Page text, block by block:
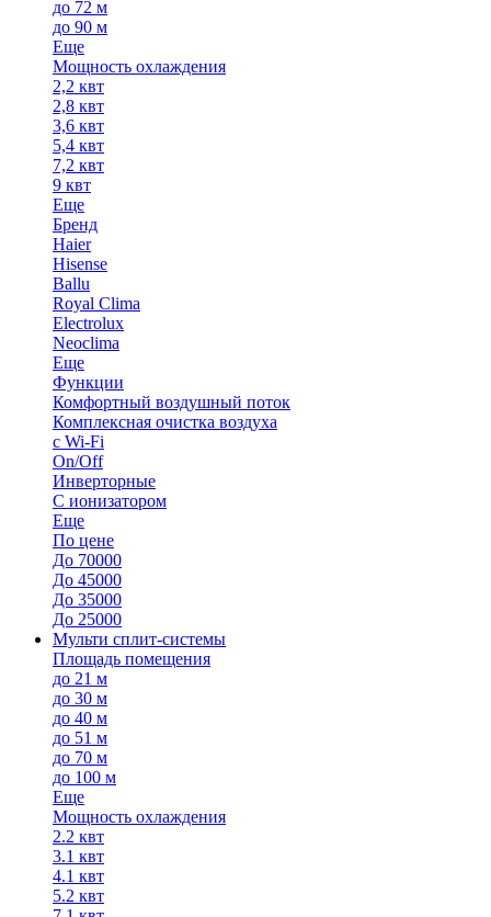
до 72 м
до 90 м
Еще
Мощность охлаждения
2,2 квт
2,8 квт
3,6 квт
5,4 квт
7,2 квт
9 квт
Еще
Бренд
Haier
Hisense
Ballu
Royal Clima
Electrolux
Neoclima
Еще
Функции
Комфортный воздушный поток
Комплексная очистка воздуха
с Wi-Fi
On/Off
Инверторные
С ионизатором
Еще
По цене
До 70000
До 45000
До 35000
До 25000
Мульти сплит-системы
Площадь помещения
до 21 м
до 30 м
до 40 м
до 51 м
до 70 м
до 100 м
Еще
Мощность охлаждения
2.2 квт
3.1 квт
4.1 квт
5.2 квт